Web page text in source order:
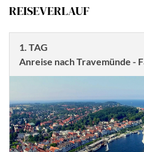
REISEVERLAUF
1. TAG
Anreise nach Travemünde -